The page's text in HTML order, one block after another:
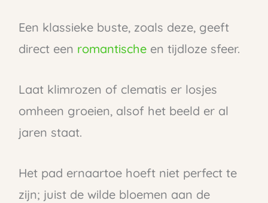
Een klassieke buste, zoals deze, geeft
direct een romantischeen tijdloze sfeer.
Laat klimrozen of clematis er losjes
omheen groeien, alsof het beeld er al
jaren staat.
Het pad ernaartoe hoeft niet perfect te
zijn; juist de wilde bloemen aan de